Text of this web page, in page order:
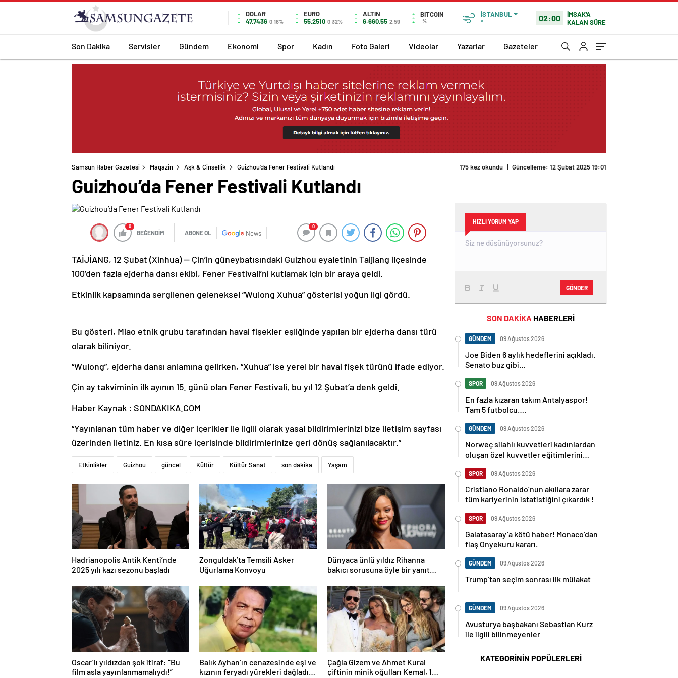
DOLAR
47,7436 0.18%
EURO
55,2510 0.32%
ALTIN
6.660,55 2,59
BITCOIN
%
İSTANBUL
°
02:00
İMSAK'A
KALAN SÜRE
Son Dakika Servisler Gündem Ekonomi Spor Kadın Foto Galeri Videolar Yazarlar Gazeteler
Samsun Haber Gazetesi Magazin Aşk & Cinsellik Guizhou’da Fener Festivali Kutlandı
Guizhou’da Fener Festivali Kutlandı
0
BEĞENDİM ABONE OL News
0
TAİJİANG, 12 Şubat (Xinhua) — Çin’in güneybatısındaki Guizhou eyaletinin Taijiang ilçesinde
100’den fazla ejderha dansı ekibi, Fener Festivali’ni kutlamak için bir araya geldi.
Etkinlik kapsamında sergilenen geleneksel “Wulong Xuhua” gösterisi yoğun ilgi gördü.
Bu gösteri, Miao etnik grubu tarafından havai fişekler eşliğinde yapılan bir ejderha dansı türü
olarak biliniyor.
“Wulong”, ejderha dansı anlamına gelirken, “Xuhua” ise yerel bir havai fişek türünü ifade ediyor.
Çin ay takviminin ilk ayının 15. günü olan Fener Festivali, bu yıl 12 Şubat’a denk geldi.
Haber Kaynak : SONDAKIKA.COM
“Yayınlanan tüm haber ve diğer içerikler ile ilgili olarak yasal bildirimlerinizi bize iletişim sayfası
üzerinden iletiniz. En kısa süre içerisinde bildirimlerinize geri dönüş sağlanılacaktır.”
Etkinlikler Guizhou güncel Kültür Kültür Sanat son dakika Yaşam
Hadrianopolis Antik Kenti’nde
2025 yılı kazı sezonu başladı
Zonguldak’ta Temsili Asker
Uğurlama Konvoyu
Dünyaca ünlü yıldız Rihanna
bakıcı sorusuna öyle bir yanıt
Oscar’lı yıldızdan şok itiraf: “Bu
film asla yayınlanmamalıydı!”
Balık Ayhan’ın cenazesinde eşi ve
kızının feryadı yürekleri dağladı:
Çağla Gizem ve Ahmet Kural
çiftinin minik oğulları Kemal, 1
HIZLI YORUM YAP
GÖNDER
SON DAKİKA HABERLERİ
GÜNDEM 09 Ağustos 2026
Joe Biden 6 aylık hedeflerini açıkladı.
Senato buz gibi…
SPOR 09 Ağustos 2026
En fazla kızaran takım Antalyaspor!
Tam 5 futbolcu….
GÜNDEM 09 Ağustos 2026
Norweç silahlı kuvvetleri kadınlardan
oluşan özel kuvvetler eğitimlerini
SPOR 09 Ağustos 2026
Cristiano Ronaldo’nun akıllara zarar
tüm kariyerinin istatistiğini çıkardık !
SPOR 09 Ağustos 2026
Galatasaray’a kötü haber! Monaco’dan
flaş Onyekuru kararı.
GÜNDEM 09 Ağustos 2026
Trump’tan seçim sonrası ilk mülakat
GÜNDEM 09 Ağustos 2026
Avusturya başbakanı Sebastian Kurz
ile ilgili bilinmeyenler
KATEGORİNİN POPÜLERLERİ